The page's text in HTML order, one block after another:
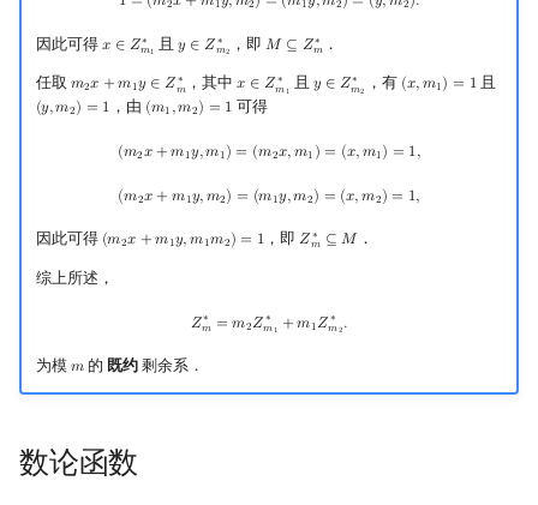
2 1 2 1 2 2
因此可得 𝑥 ∈ 𝑍∗
𝑚1
x∈Z m1∗且𝑦 ∈ 𝑍∗
𝑚2
y∈Zm2∗，即 𝑀 ⊆ 𝑍∗
𝑚
M⊆Z m∗ ．
任取 𝑚2𝑥 +𝑚1𝑦 ∈ 𝑍 ∗
𝑚
m2x+m1y∈Zm∗ ，其中𝑥 ∈ 𝑍∗
𝑚1
x∈Zm1∗且 𝑦 ∈ 𝑍∗
𝑚2
y∈Zm2∗，有 (𝑥,𝑚1) = 1
(x,m1)= 1 且
(𝑦,𝑚2) = 1
(y,m2)= 1 ，由 (𝑚1 ,𝑚2) = 1
(m1 ,m2)= 1 可得
(𝑚2𝑥 +𝑚1𝑦,𝑚1) = (𝑚2𝑥,𝑚1 ) = (𝑥,𝑚1) = 1,
(m2x+m1y , m1) =(m2x m1 )= (x m1 )=1 ,
(𝑚2𝑥 + 𝑚1𝑦,𝑚2) = (𝑚1𝑦,𝑚2) = (𝑥,𝑚2) = 1,
m2x +m1y m 2) =(m 1y m )= (x m2 )=1
因此可得 (𝑚2𝑥 +𝑚1𝑦,𝑚1𝑚2) = 1
(m2x+ m 1y,m1m2)=1 ，即𝑍 ∗
𝑚 ⊆ 𝑀
Zm ∗⊆M．
综上所述，
𝑍∗
𝑚 = 𝑚2𝑍∗
𝑚1 +𝑚1𝑍∗
𝑚2 .
m∗ =m2Z m1 + m1 Zm2
为模 𝑚
m的 既约剩余系．
数论函数